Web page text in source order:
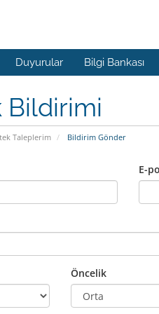
Duyurular Bilgi Bankası
Bildirimi
Taleplerim Bildirim Gönder
E-
Öncelik